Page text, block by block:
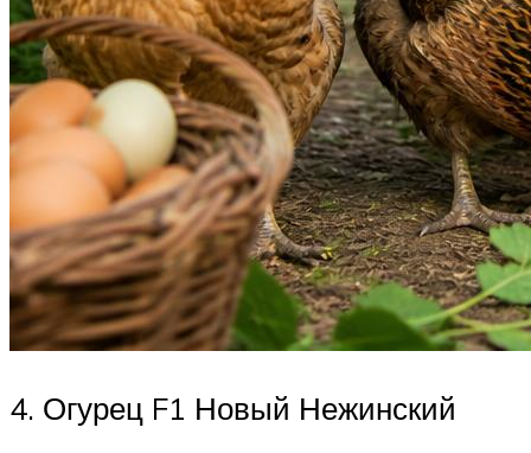
4. Огурец F1 Новый Нежинский